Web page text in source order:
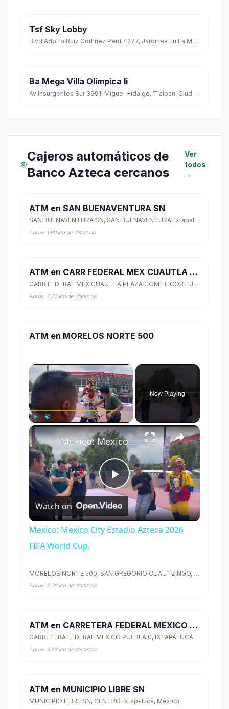
Tsf Sky Lobby
Blvd Adolfo Ruiz Cortinez Perif 4277, Jardines En La Montaña, Tlalpan, Ciudad de México
Ba Mega Villa Olimpica Ii
Av Insurgentes Sur 3691, Miguel Hidalgo, Tlalpan, Ciudad de México
Cajeros automáticos de
Banco Azteca cercanos
Ver
todos
→
ATM en SAN BUENAVENTURA SN
SAN BUENAVENTURA SN, SAN BUENAVENTURA, Ixtapaluca, México
Aprox. 1.90 km de distancia
ATM en CARR FEDERAL MEX CUAUTLA PLAZA COM EL CORTIJO 0
CARR FEDERAL MEX CUAUTLA PLAZA COM EL CORTIJO 0, SANTA BARBARA, Ixtapaluca, México
Aprox. 2.73 km de distancia
ATM en MORELOS NORTE 500
×
Play Unmute Fullscreen
Now Playing
×
Play
Video
Mexico: Mexico City Estadio Azteca 2026 FIFA World Cup.
Watch on
Mexico: Mexico City Estadio Azteca 2026
FIFA World Cup.
MORELOS NORTE 500, SAN GREGORIO CUAUTZINGO, Chalco, México
Aprox. 2.78 km de distancia
ATM en CARRETERA FEDERAL MEXICO PUEBLA 0
CARRETERA FEDERAL MEXICO PUEBLA 0, IXTAPALUCA CENTRO, Ixtapaluca, México
Aprox. 3.53 km de distancia
ATM en MUNICIPIO LIBRE SN
MUNICIPIO LIBRE SN, CENTRO, Ixtapaluca, México